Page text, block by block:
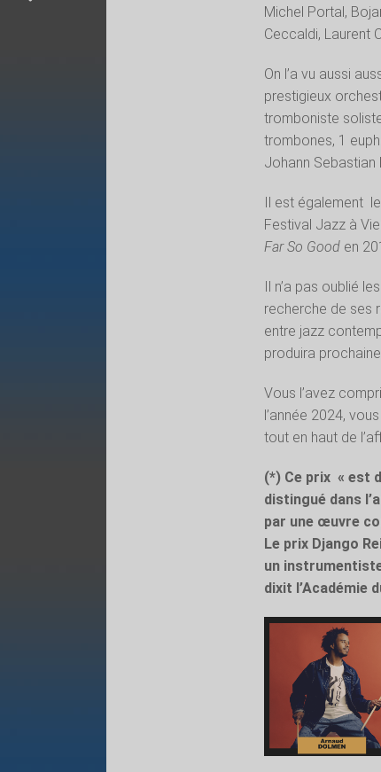
Michel Portal,
Ceccaldi, Laurent
On l’a vu aussi
prestigieux
tromboniste
trombones, 1
Johann Sebastian
Il est également
Festival Jazz à
Far So Good en
Il n’a pas oublié
recherche de ses
entre jazz
produira
Vous l’avez
l’année 2024,
tout en haut de
(*) Ce prix « est
distingué dans
par une œuvre
Le prix Django
un
dixit l’Académie